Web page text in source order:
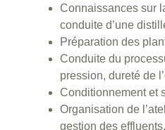
Connaissances sur
conduite d’une
Préparation des
Conduite du
pression, dureté de
Conditionnement et
Organisation de
gestion des effluents.